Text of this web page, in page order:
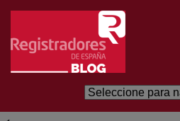
Saltar al contenido principal